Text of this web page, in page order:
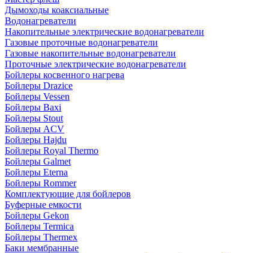
Дымоходы коаксиальные
Водонагреватели
Накопительные электрические водонагреватели
Газовые проточные водонагреватели
Газовые накопительные водонагреватели
Проточные электрические водонагреватели
Бойлеры косвенного нагрева
Бойлеры Drazice
Бойлеры Vessen
Бойлеры Baxi
Бойлеры Stout
Бойлеры ACV
Бойлеры Hajdu
Бойлеры Royal Thermo
Бойлеры Galmet
Бойлеры Eterna
Бойлеры Rommer
Комплектующие для бойлеров
Буферные емкости
Бойлеры Gekon
Бойлеры Termica
Бойлеры Thermex
Баки мембранные